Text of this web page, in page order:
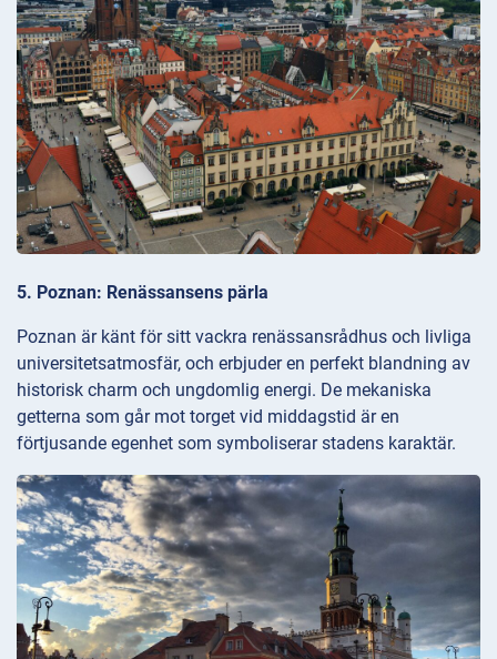
5. Poznan: Renässansens pärla
Poznan är känt för sitt vackra renässansrådhus och livliga
universitetsatmosfär, och erbjuder en perfekt blandning av
historisk charm och ungdomlig energi. De mekaniska
getterna som går mot torget vid middagstid är en
förtjusande egenhet som symboliserar stadens karaktär.